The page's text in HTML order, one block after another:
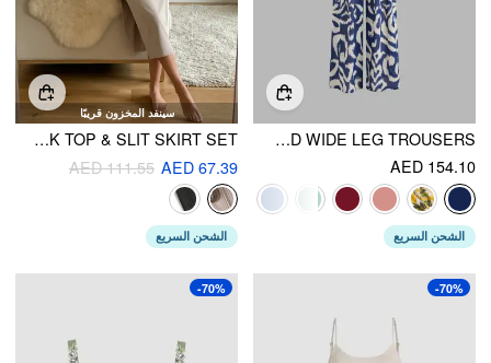
SQUARE NECK SOLID CROP TANK TOP WITH HIGH RISE ABSTRACT KNOTTED WIDE LEG TROUSERS
AED 154.10
الشحن السريع
سينفد المخزون قريبًا
SOLID RIB CROP TANK TOP & SLIT SKIRT SET
AED 67.39
AED 111.55
الشحن السريع
-70%
-70%